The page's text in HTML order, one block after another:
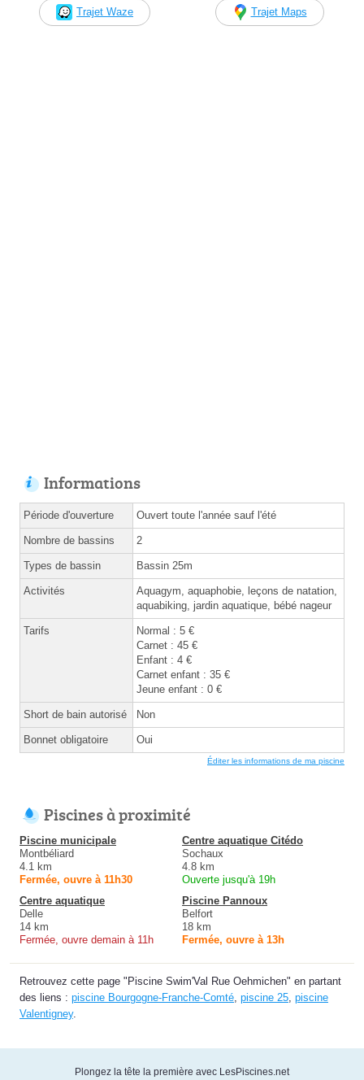
Trajet Waze Trajet Maps
Informations
Période d'ouverture Ouvert toute l'année sauf l'été
Nombre de bassins 2
Types de bassin Bassin 25m
Activités
Aquagym, aquaphobie, leçons de natation,
aquabiking, jardin aquatique, bébé nageur
Tarifs
Normal : 5 €
Carnet : 45 €
Enfant : 4 €
Carnet enfant : 35 €
Jeune enfant : 0 €
Short de bain autorisé Non
Bonnet obligatoire Oui
Éditer les informations de ma piscine
Piscines à proximité
Piscine municipale
Montbéliard
4.1 km
Fermée, ouvre à 11h30
Centre aquatique Citédo
Sochaux
4.8 km
Ouverte jusqu'à 19h
Centre aquatique
Delle
14 km
Fermée, ouvre demain à 11h
Piscine Pannoux
Belfort
18 km
Fermée, ouvre à 13h
Retrouvez cette page "Piscine Swim'Val Rue Oehmichen" en partant
des liens : piscine Bourgogne-Franche-Comté, piscine 25, piscine
Valentigney.
Plongez la tête la première avec LesPiscines.net